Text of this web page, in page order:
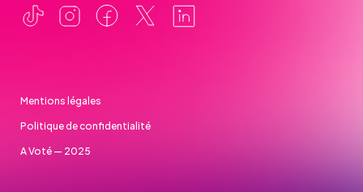
Mentions légales
Politique de confidentialité
A Voté — 2025